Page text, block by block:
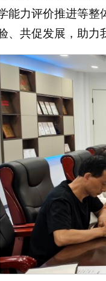
能力评价推进等
、共促发展，助